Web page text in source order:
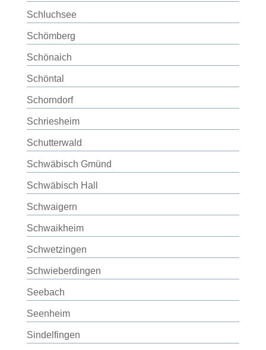
Schluchsee
Schömberg
Schönaich
Schöntal
Schorndorf
Schriesheim
Schutterwald
Schwäbisch Gmünd
Schwäbisch Hall
Schwaigern
Schwaikheim
Schwetzingen
Schwieberdingen
Seebach
Seenheim
Sindelfingen